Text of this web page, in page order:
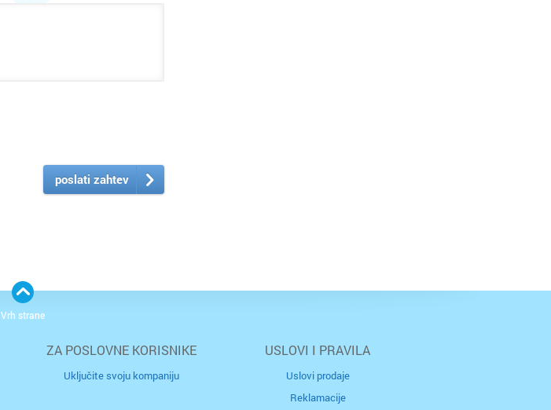
poslati zahtev
ZA POSLOVNE KORISNIKE
Uključite svoju kompaniju
USLOVI I PRAVILA
Uslovi prodaje
Reklamacije
Vrh strane